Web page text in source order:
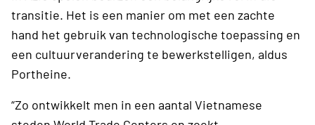
transitie. Het is een manier om met een zachte
hand het gebruik van technologische toepassing en
een cultuurverandering te bewerkstelligen, aldus
Portheine.
“Zo ontwikkelt men in een aantal Vietnamese